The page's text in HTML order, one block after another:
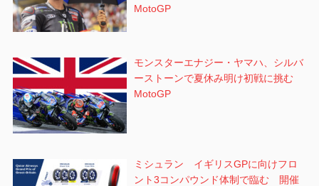
MotoGP
モンスターエナジー・ヤマハ、シルバ
ーストーンで夏休み明け初戦に挑む
MotoGP
ミシュラン イギリスGPに向けフロ
ント3コンパウンド体制で臨む 開催